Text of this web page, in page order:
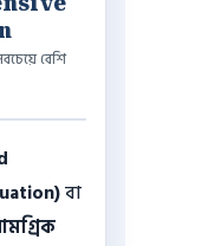
বেশি
বা